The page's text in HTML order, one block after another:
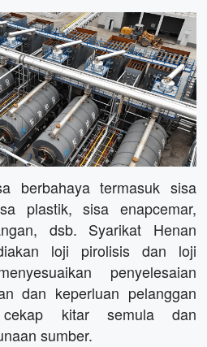
berbahaya termasuk sisa
plastik, sisa enapcemar,
dsb. Syarikat Henan
loji pirolisis dan loji
penyelesaian
dan keperluan pelanggan
cekap kitar semula dan
sumber.